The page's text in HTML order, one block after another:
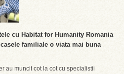
cu Habitat for Humanity Romania
familiale o viata mai buna
au muncit cot la cot cu specialistii